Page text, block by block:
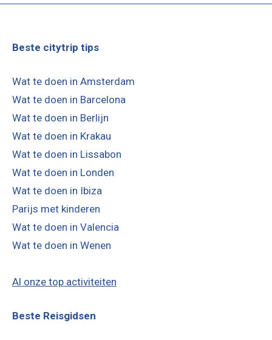
Beste citytrip tips
Wat te doen in Amsterdam
Wat te doen in Barcelona
Wat te doen in Berlijn
Wat te doen in Krakau
Wat te doen in Lissabon
Wat te doen in Londen
Wat te doen in Ibiza
Parijs met kinderen
Wat te doen in Valencia
Wat te doen in Wenen
Al onze top activiteiten
Beste Reisgidsen